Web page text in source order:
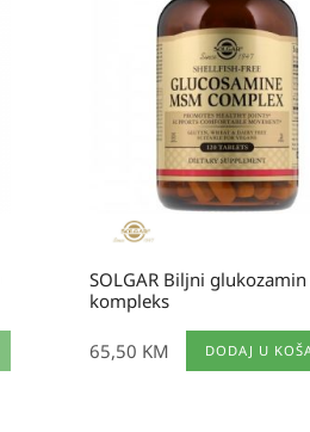
SOLGAR Biljni
kompleks
65,50 KM DODAJ U